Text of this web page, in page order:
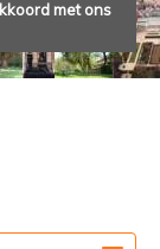
met ons